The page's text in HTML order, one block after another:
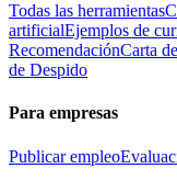
Todas las herramientas
artificialEjemplos de
RecomendaciónCarta
de Despido
Para empresas
Publicar empleo